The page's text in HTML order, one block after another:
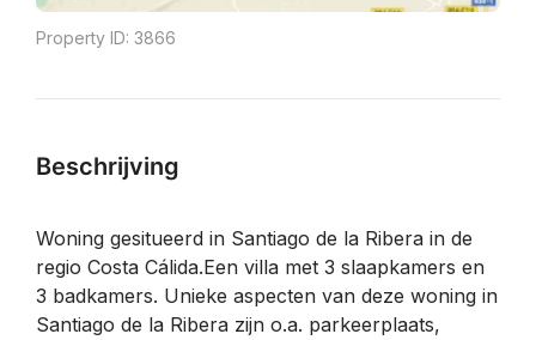
Property ID: 3866
Beschrijving
Woning gesitueerd in Santiago de la Ribera in de
regio Costa Cálida.Een villa met 3 slaapkamers en
3 badkamers. Unieke aspecten van deze woning in
Santiago de la Ribera zijn o.a. parkeerplaats,